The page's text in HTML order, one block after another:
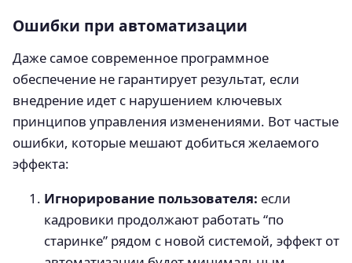
Ошибки при автоматизации
Даже самое современное программное
обеспечение не гарантирует результат, если
внедрение идет с нарушением ключевых
принципов управления изменениями. Вот частые
ошибки, которые мешают добиться желаемого
эффекта:
Игнорирование пользователя: если
кадровики продолжают работать “по
старинке” рядом с новой системой, эффект от